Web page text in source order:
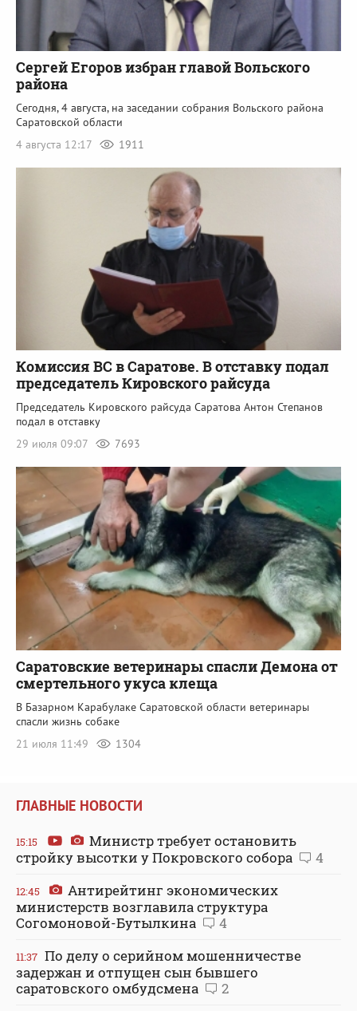
Сергей Егоров избран главой Вольского
района
Сегодня, 4 августа, на заседании собрания Вольского района
Саратовской области
4 августа 12:17
1911
Комиссия ВС в Саратове. В отставку подал
председатель Кировского райсуда
Председатель Кировского райсуда Саратова Антон Степанов
подал в отставку
29 июля 09:07
7693
Саратовские ветеринары спасли Демона от
смертельного укуса клеща
В Базарном Карабулаке Саратовской области ветеринары
спасли жизнь собаке
21 июля 11:49
1304
ГЛАВНЫЕ НОВОСТИ
15:15
Министр требует остановить
стройку высотки у Покровского собора
4
12:45
Антирейтинг экономических
министерств возглавила структура
Согомоновой-Бутылкина
4
11:37 По делу о серийном мошенничестве
задержан и отпущен сын бывшего
саратовского омбудсмена
2